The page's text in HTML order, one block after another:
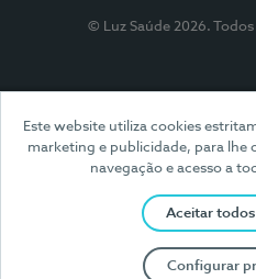
Este website utiliza cookies
marketing e publicidade, para lhe
navegação e acesso a
Aceitar
Configurar
© Luz Saúde 2026.